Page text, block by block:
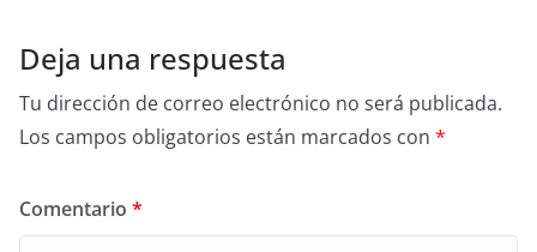
Deja una respuesta
Tu dirección de correo electrónico no será publicada.
Los campos obligatorios están marcados con *
Comentario *